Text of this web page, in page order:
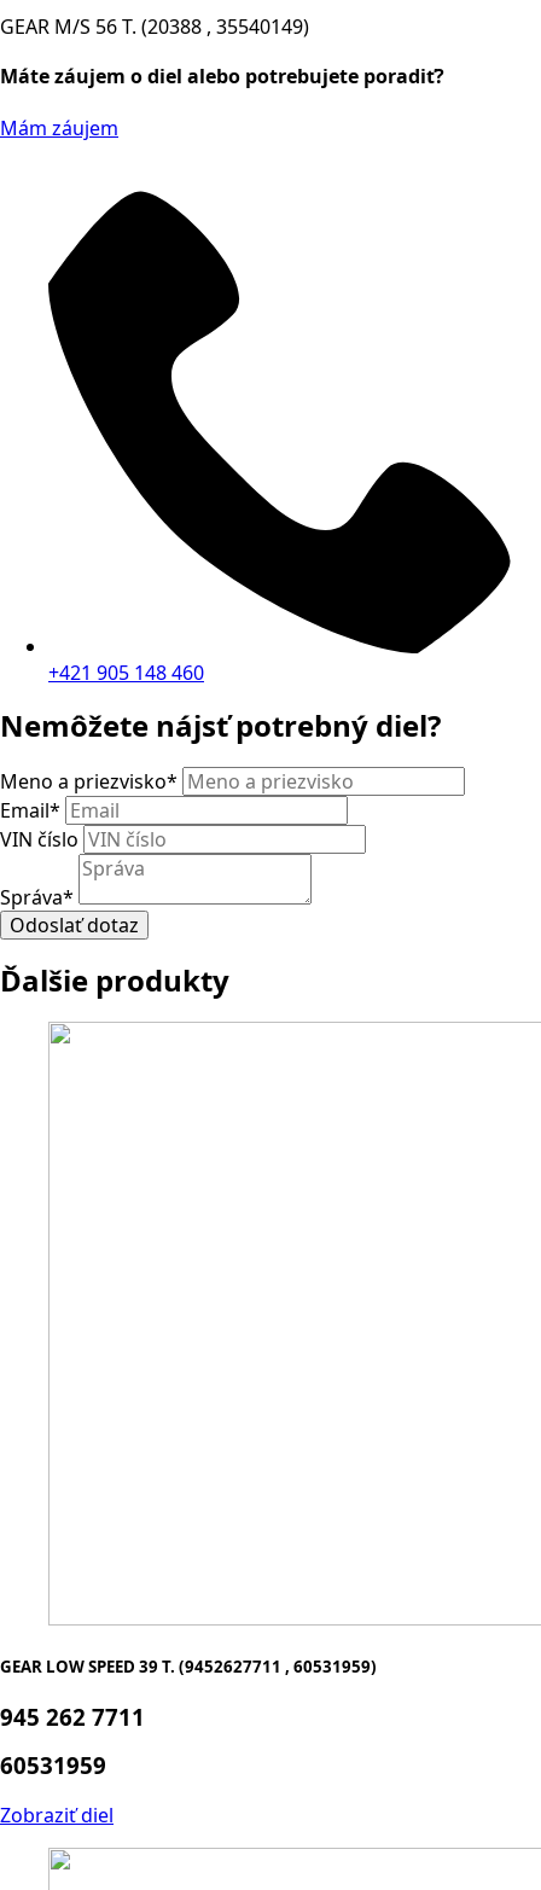
GEAR M/S 56 T. (20388 , 35540149)
Máte záujem o diel alebo potrebujete poradiť?
Mám záujem
+421 905 148 460
Nemôžete nájsť potrebný diel?
Meno a priezvisko*
Email*
VIN číslo
Správa*
Odoslať dotaz
Ďalšie produkty
GEAR LOW SPEED 39 T. (9452627711 , 60531959)
945 262 7711
60531959
Zobraziť diel